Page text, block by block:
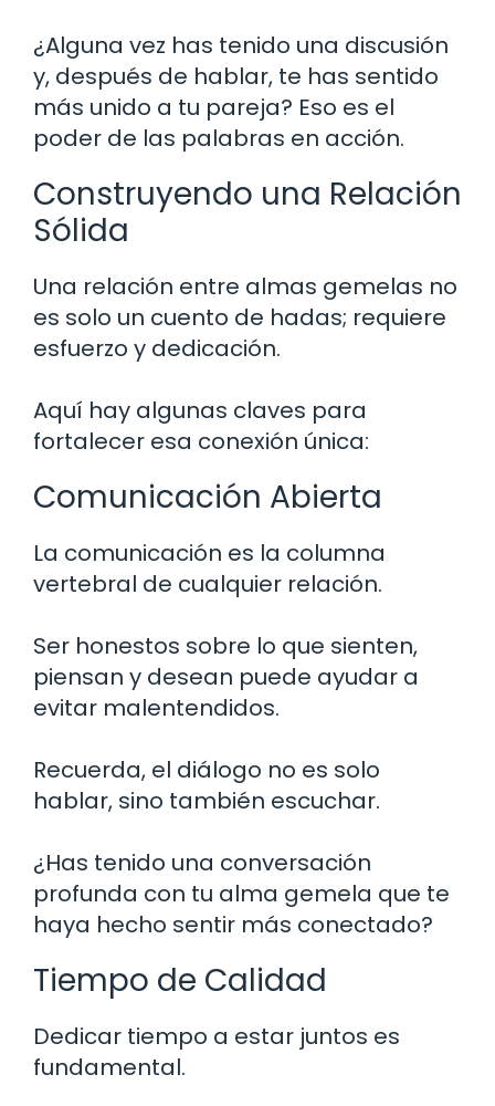
¿Alguna vez has tenido una discusión
y, después de hablar, te has sentido
más unido a tu pareja? Eso es el
poder de las palabras en acción.
Construyendo una Relación
Sólida
Una relación entre almas gemelas no
es solo un cuento de hadas; requiere
esfuerzo y dedicación.
Aquí hay algunas claves para
fortalecer esa conexión única:
Comunicación Abierta
La comunicación es la columna
vertebral de cualquier relación.
Ser honestos sobre lo que sienten,
piensan y desean puede ayudar a
evitar malentendidos.
Recuerda, el diálogo no es solo
hablar, sino también escuchar.
¿Has tenido una conversación
profunda con tu alma gemela que te
haya hecho sentir más conectado?
Tiempo de Calidad
Dedicar tiempo a estar juntos es
fundamental.